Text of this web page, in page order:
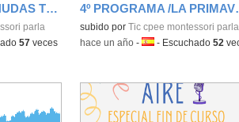
5º PROGRAMA/MENUDAS TORRIJAS/MONTESSORI EN EL AIRE 5X03
parla
57veces
4º PROGRAMA /LA
Contenido educativo.
subido por Tic cpee montessori parla
-hace un año- Idioma:
- Escuchado 52